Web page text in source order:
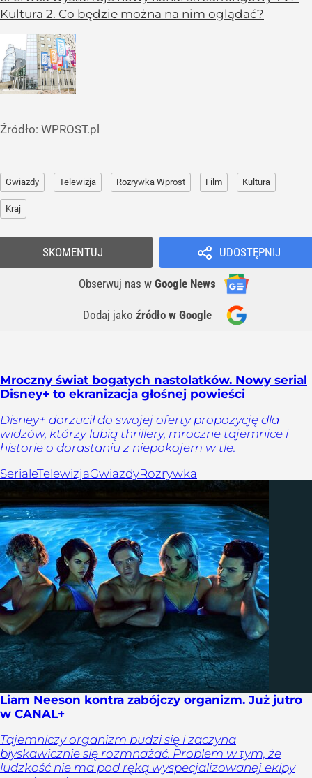
Kultura 2. Co będzie można na nim oglądać?
Źródło: WPROST.pl
Gwiazdy Telewizja Rozrywka Wprost Film Kultura
Kraj
UDOSTĘPNIJ
Obserwuj nas w Google News
Dodaj jako źródło w Google
SKOMENTUJ
Mroczny świat bogatych nastolatków. Nowy serial
Disney+ to ekranizacja głośnej powieści
Disney+ dorzucił do swojej oferty propozycję dla
widzów, którzy lubią thrillery, mroczne tajemnice i
historie o dorastaniu z niepokojem w tle.
SerialeTelewizjaGwiazdyRozrywka
Liam Neeson kontra zabójczy organizm. Już jutro
w CANAL+
Tajemniczy organizm budzi się i zaczyna
błyskawicznie się rozmnażać. Problem w tym, że
ludzkość nie ma pod ręką wyspecjalizowanej ekipy